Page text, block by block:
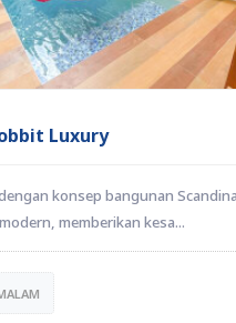
Luxury
konsep bangunan
memberikan kesa...